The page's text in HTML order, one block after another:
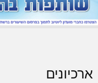
ארכיונים